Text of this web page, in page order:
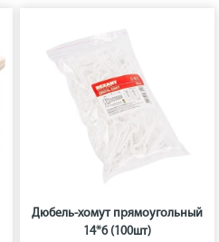
Дюбель-хомут прямоугольный
14*6 (100шт)